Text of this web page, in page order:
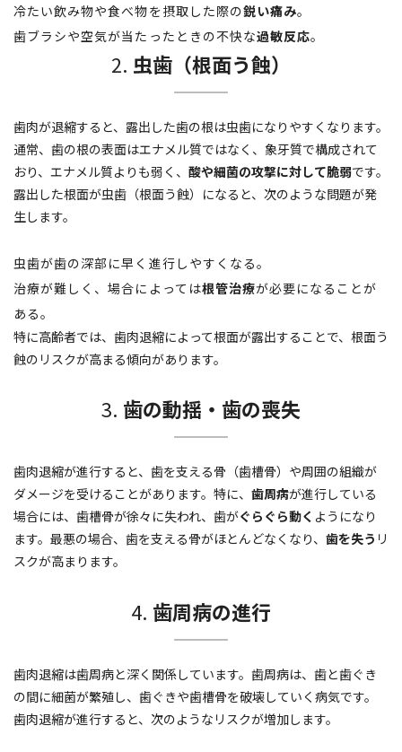
冷たい飲み物や食べ物を摂取した際の鋭い痛み。
歯ブラシや空気が当たったときの不快な過敏反応。
2. 虫歯（根面う蝕）
歯肉が退縮すると、露出した歯の根は虫歯になりやすくなります。
通常、歯の根の表面はエナメル質ではなく、象牙質で構成されて
おり、エナメル質よりも弱く、 酸や細菌の攻撃に対して脆弱です。
露出した根面が虫歯（根面う蝕）になると、次のような問題が発
生します。
虫歯が歯の深部に早く進行しやすくなる。
治療が難しく、場合によっては根管治療が必要になることが
ある。
特に高齢者では、歯肉退縮によって根面が露出することで、根面う
蝕のリスクが高まる傾向があります。
3. 歯の動揺・歯の喪失
歯肉退縮が進行すると、歯を支える骨（歯槽骨）や周囲の組織が
ダメージを受けることがあります。特に、 歯周病が進行している
場合には、歯槽骨が徐々に失われ、歯がぐらぐら動く ようになり
ます。最悪の場合、歯を支える骨がほとんどなくなり、 歯を失う リ
スクが高まります。
4. 歯周病の進行
歯肉退縮は歯周病と深く関係しています。歯周病は、歯と歯ぐき
の間に細菌が繁殖し、歯ぐきや歯槽骨を破壊していく病気です。
歯肉退縮が進行すると、次のようなリスクが増加します。